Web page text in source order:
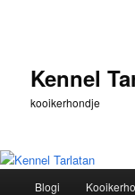
Kennel
kooikerhondje
Blogi